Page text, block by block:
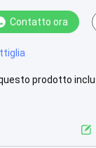
Contatto ora
prodotto